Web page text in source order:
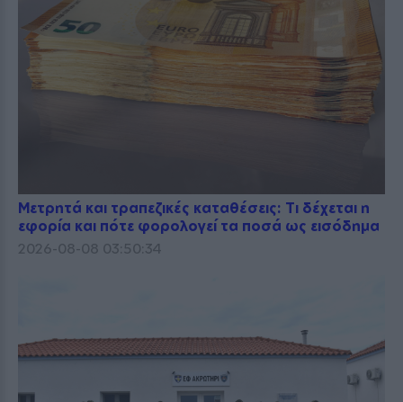
Μετρητά και τραπεζικές καταθέσεις: Τι δέχεται η
εφορία και πότε φορολογεί τα ποσά ως εισόδημα
2026-08-08 03:50:34